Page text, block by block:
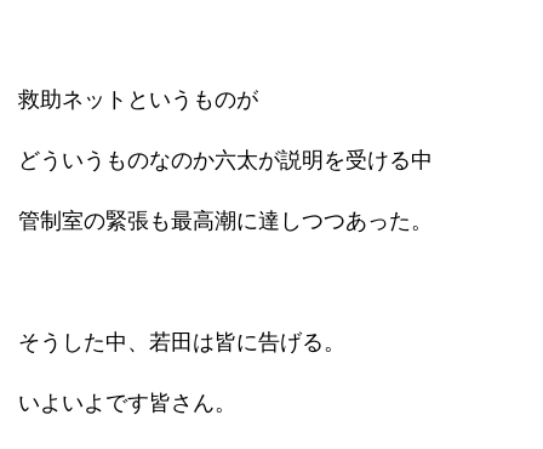
救助ネットというものが
どういうものなのか六太が説明を受ける中
管制室の緊張も最高潮に達しつつあった。
そうした中、若田は皆に告げる。
いよいよです皆さん。